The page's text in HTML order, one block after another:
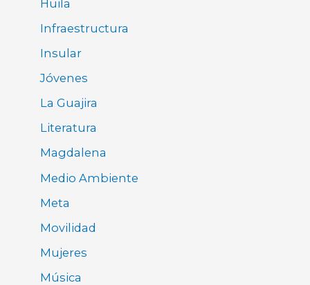
Huila
Infraestructura
Insular
Jóvenes
La Guajira
Literatura
Magdalena
Medio Ambiente
Meta
Movilidad
Mujeres
Música